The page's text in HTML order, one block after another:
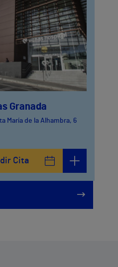
Granada
María de la Alhambra, 6
Cita